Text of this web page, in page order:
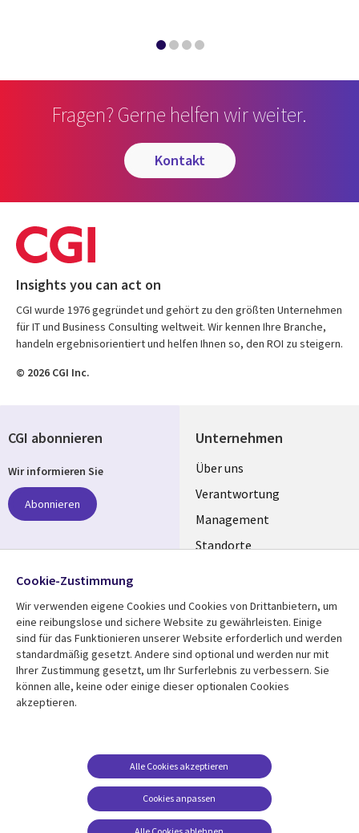
Fragen? Gerne helfen wir weiter.
kontakt
Insights you can act on
CGI wurde 1976 gegründet und gehört zu den größten Unternehmen
für IT und Business Consulting weltweit. Wir kennen Ihre Branche,
handeln ergebnisorientiert und helfen Ihnen so, den ROI zu steigern.
© 2026 CGI Inc.
Unternehmen
Useful
links
GERMANY
Über uns
Verantwortung
Management
Standorte
Mediathek
Library
GERMANY
Aktuelles
Rechtliches
Beschwerden/Hinweise
Compliance
Datenschutz
CGI abonnieren
Wir informieren Sie
Abonnieren
Folgen Sie uns
Social
Media
GERMANY
Cookie-Zustimmung
Wir verwenden eigene Cookies und Cookies von Drittanbietern, um
eine reibungslose und sichere Website zu gewährleisten. Einige
sind für das Funktionieren unserer Website erforderlich und werden
standardmäßig gesetzt. Andere sind optional und werden nur mit
Ihrer Zustimmung gesetzt, um Ihr Surferlebnis zu verbessern. Sie
können alle, keine oder einige dieser optionalen Cookies
akzeptieren.
Cookies anpassen
Alle Cookies akzeptieren